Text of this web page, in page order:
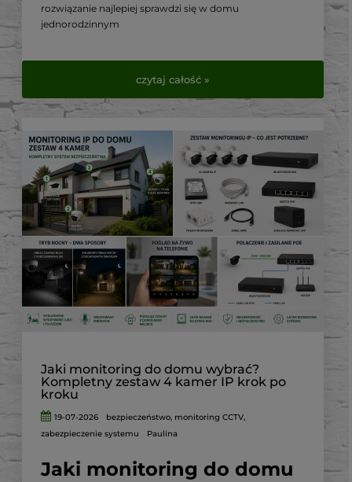
rozwiązanie najlepiej sprawdzi się w domu
jednorodzinnym
czytaj całość »
Jaki monitoring do domu wybrać?
Kompletny zestaw 4 kamer IP krok po
kroku
19-07-2026 bezpieczeństwo, monitoring CCTV,
zabezpieczenie systemu
Paulina
Jaki monitoring do domu